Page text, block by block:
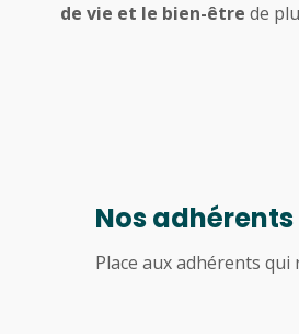
de vie et le bien-être de
Nos
Place aux adhérents